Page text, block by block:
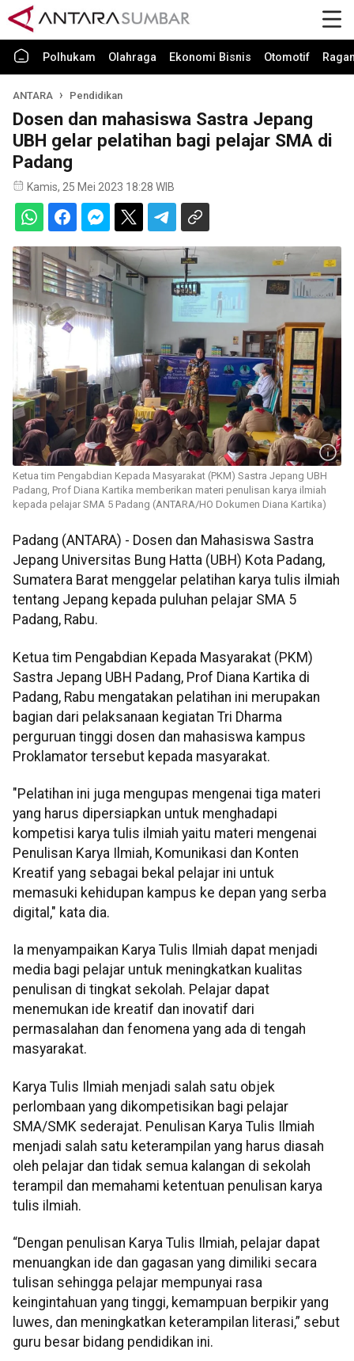
Polhukam Olahraga Ekonomi Bisnis Otomotif
ANTARA Pendidikan
Dosen dan mahasiswa Sastra Jepang
UBH gelar pelatihan bagi pelajar SMA di
Padang
Kamis, 25 Mei 2023 18:28 WIB
Ketua tim Pengabdian Kepada Masyarakat (PKM) Sastra Jepang UBH
Padang, Prof Diana Kartika memberikan materi penulisan karya ilmiah
kepada pelajar SMA 5 Padang (ANTARA/HO Dokumen Diana Kartika)
Padang (ANTARA) - Dosen dan Mahasiswa Sastra
Jepang Universitas Bung Hatta (UBH) Kota Padang,
Sumatera Barat menggelar pelatihan karya tulis ilmiah
tentang Jepang kepada puluhan pelajar SMA 5
Padang, Rabu.
Ketua tim Pengabdian Kepada Masyarakat (PKM)
Sastra Jepang UBH Padang, Prof Diana Kartika di
Padang, Rabu mengatakan pelatihan ini merupakan
bagian dari pelaksanaan kegiatan Tri Dharma
perguruan tinggi dosen dan mahasiswa kampus
Proklamator tersebut kepada masyarakat.
"Pelatihan ini juga mengupas mengenai tiga materi
yang harus dipersiapkan untuk menghadapi
kompetisi karya tulis ilmiah yaitu materi mengenai
Penulisan Karya Ilmiah, Komunikasi dan Konten
Kreatif yang sebagai bekal pelajar ini untuk
memasuki kehidupan kampus ke depan yang serba
digital," kata dia.
Ia menyampaikan Karya Tulis Ilmiah dapat menjadi
media bagi pelajar untuk meningkatkan kualitas
penulisan di tingkat sekolah. Pelajar dapat
menemukan ide kreatif dan inovatif dari
permasalahan dan fenomena yang ada di tengah
masyarakat.
Karya Tulis Ilmiah menjadi salah satu objek
perlombaan yang dikompetisikan bagi pelajar
SMA/SMK sederajat. Penulisan Karya Tulis Ilmiah
menjadi salah satu keterampilan yang harus diasah
oleh pelajar dan tidak semua kalangan di sekolah
terampil dan memahami ketentuan penulisan karya
tulis ilmiah.
“Dengan penulisan Karya Tulis Ilmiah, pelajar dapat
menuangkan ide dan gagasan yang dimiliki secara
tulisan sehingga pelajar mempunyai rasa
keingintahuan yang tinggi, kemampuan berpikir yang
luwes, dan meningkatkan keterampilan literasi,” sebut
guru besar bidang pendidikan ini.